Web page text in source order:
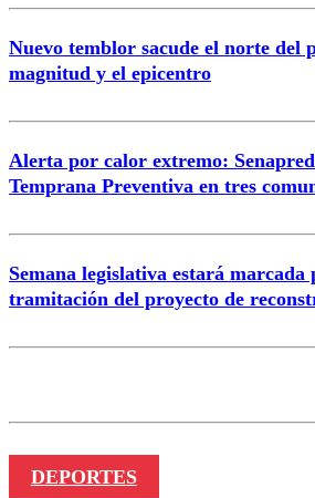
Nuevo temblor sacude el norte del
magnitud y el epicentro
Alerta por calor extremo:
Temprana Preventiva en tres
Semana legislativa estará
tramitación del proyecto de
DEPORTES